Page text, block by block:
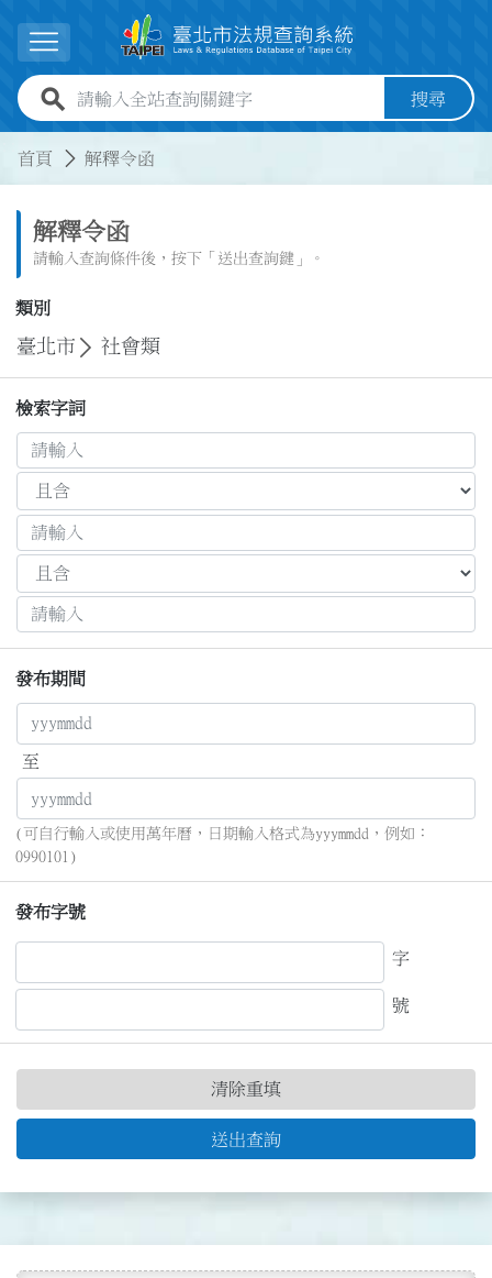
展開選單
全站查詢關鍵字欄位 搜尋
首頁 解釋令函
解釋令函
請輸入查詢條件後，按下「送出查詢鍵」。
類別
臺北市 社會類
檢索字詞
發布期間
至
(可自行輸入或使用萬年曆，日期輸入格式為yyymmdd，例如：
0990101)
發布字號
字
號
送出查詢
清除重填